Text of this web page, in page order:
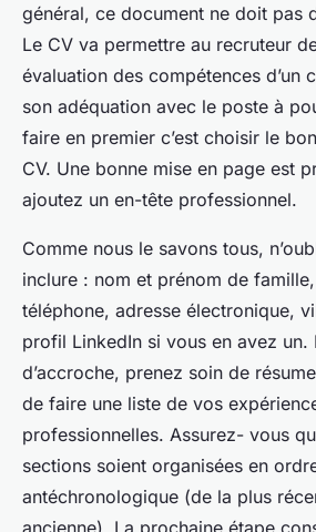
général, ce document ne doit pas
Le CV va permettre au recruteur
évaluation des compétences d’un
son adéquation avec le poste à
faire en premier c’est choisir le
CV. Une bonne mise en page est
ajoutez un en-tête professionnel.
Comme nous le savons tous,
inclure : nom et prénom de
téléphone, adresse électronique,
profil LinkedIn si vous en avez un.
d’accroche, prenez soin de
de faire une liste de vos
professionnelles. Assurez- vous
sections soient organisées en
antéchronologique (de la plus
ancienne). La prochaine étape